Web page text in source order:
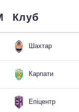
Клуб
Шахтар
Карпати
Епіцентр